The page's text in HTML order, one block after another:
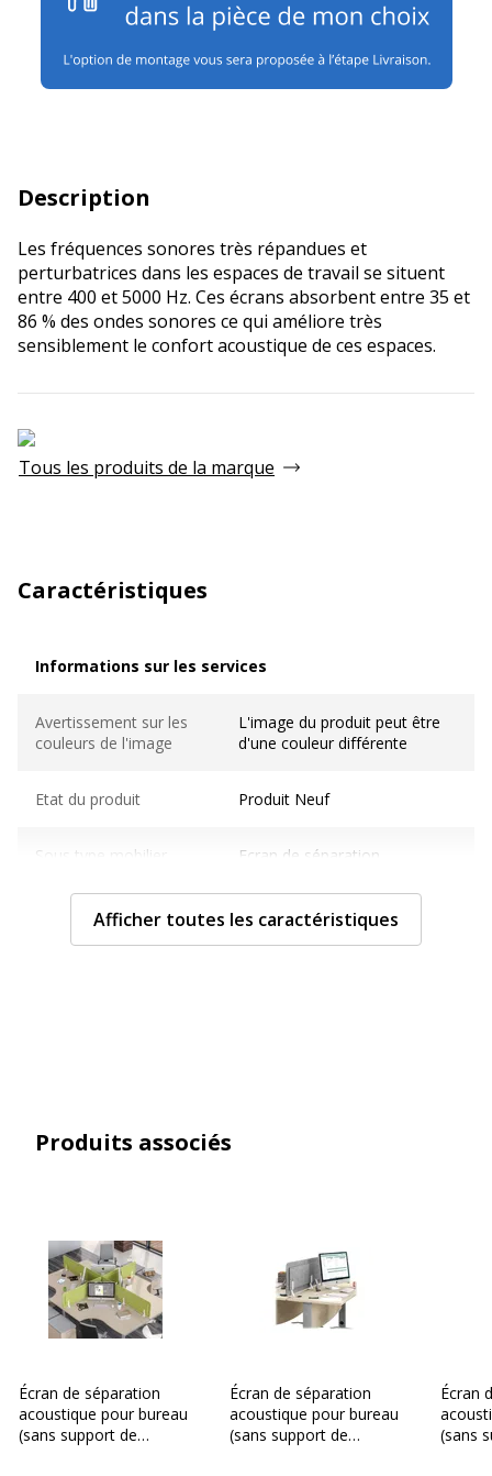
Description
Les fréquences sonores très répandues et
perturbatrices dans les espaces de travail se situent
entre 400 et 5000 Hz. Ces écrans absorbent entre 35 et
86 % des ondes sonores ce qui améliore très
sensiblement le confort acoustique de ces espaces.
Tous les produits de la marque
Caractéristiques
Informations sur les services
Avertissement sur les
couleurs de l'image
L'image du produit peut être
d'une couleur différente
Etat du produit Produit Neuf
Sous type mobilier Ecran de séparation
Normes de conformité
EN 354, EN 654:2011, ISO
9613-1, M1
Caractéristiques environnementales
Caractéristiques environnementales
Certification PEFC
Données d'identification
Données d'identification
Afficher toutes les caractéristiques
Produits associés
Écran de séparation
acoustique pour bureau
(sans support de
Écran de séparation
acoustique pour bureau
(sans support de
Écran
(sans